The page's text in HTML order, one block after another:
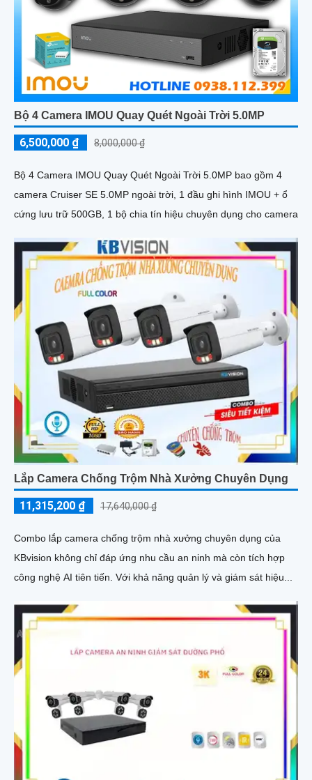
Bộ 4 Camera IMOU Quay Quét Ngoài Trời 5.0MP
6,500,000 ₫ 8,000,000 ₫
Bộ 4 Camera IMOU Quay Quét Ngoài Trời 5.0MP bao gồm 4
camera Cruiser SE 5.0MP ngoài trời, 1 đầu ghi hình IMOU + ổ
cứng lưu trữ 500GB, 1 bộ chia tín hiệu chuyên dụng cho camera
Lắp Camera Chống Trộm Nhà Xưởng Chuyên Dụng
11,315,200 ₫ 17,640,000 ₫
Combo lắp camera chống trộm nhà xưởng chuyên dụng của
KBvision không chỉ đáp ứng nhu cầu an ninh mà còn tích hợp
công nghệ AI tiên tiến. Với khả năng quản lý và giám sát hiệu...